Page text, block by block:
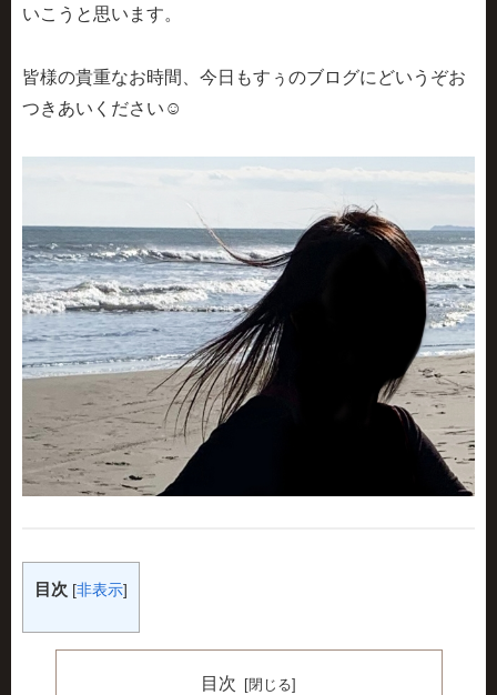
いこうと思います。
皆様の貴重なお時間、今日もすぅのブログにどいうぞお
つきあいください☺
目次 [非表示]
目次